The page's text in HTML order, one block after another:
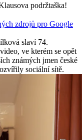
podržtaška!
zdrojů pro Google
slaví 74.
ve kterém se opět
známých jmen české
sociální sítě.